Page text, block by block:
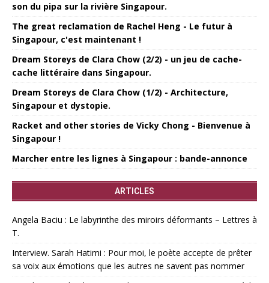
son du pipa sur la rivière Singapour.
The great reclamation de Rachel Heng - Le futur à
Singapour, c'est maintenant !
Dream Storeys de Clara Chow (2/2) - un jeu de cache-
cache littéraire dans Singapour.
Dream Storeys de Clara Chow (1/2) - Architecture,
Singapour et dystopie.
Racket and other stories de Vicky Chong - Bienvenue à
Singapour !
Marcher entre les lignes à Singapour : bande-annonce
ARTICLES
Angela Baciu : Le labyrinthe des miroirs déformants – Lettres à
T.
Interview. Sarah Hatimi : Pour moi, le poète accepte de prêter
sa voix aux émotions que les autres ne savent pas nommer